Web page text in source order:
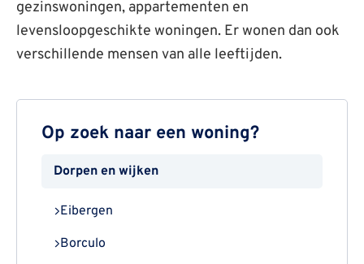
Op zoek naar een woning?
Dorpen en wijken
Eibergen
Borculo
gezinswoningen, appartementen en
levensloopgeschikte woningen. Er wonen dan ook
verschillende mensen van alle leeftijden.